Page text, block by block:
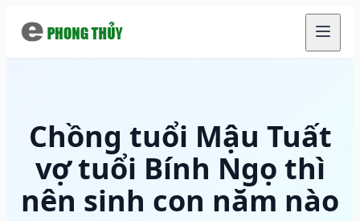
Chồng tuổi Mậu Tuất
vợ tuổi Bính Ngọ thì
nên sinh con năm nào